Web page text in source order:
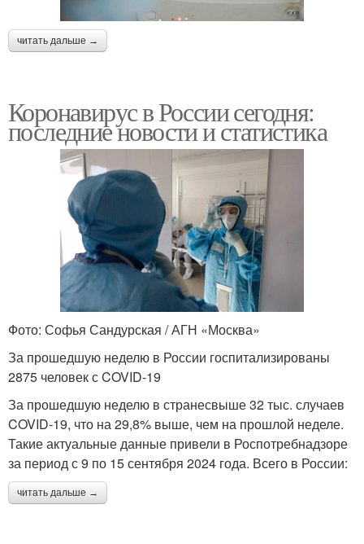
читать дальше →
Коронавирус в России сегодня:
последние новости и статистика
Фото: Софья Сандурская / АГН «Москва»
За прошедшую неделю в России госпитализированы
2875 человек с COVID-19
За прошедшую неделю в странесвыше 32 тыс. случаев
COVID-19, что на 29,8% выше, чем на прошлой неделе.
Такие актуальные данные привели в Роспотребнадзоре
за период с 9 по 15 сентября 2024 года. Всего в России:
читать дальше →